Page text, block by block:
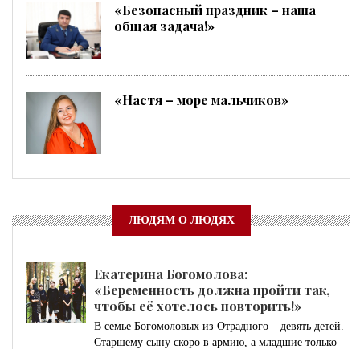
«Безопасный праздник – наша
общая задача!»
«Настя – море мальчиков»
ЛЮДЯМ О ЛЮДЯХ
Екатерина Богомолова:
«Беременность должна пройти так,
чтобы её хотелось повторить!»
В семье Богомоловых из Отрадного – девять детей.
Старшему сыну скоро в армию, а младшие только